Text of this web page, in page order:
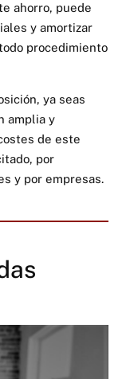
ahorro, puede
y amortizar
procedimiento
ya seas
amplia y
de este
por
y por empresas.